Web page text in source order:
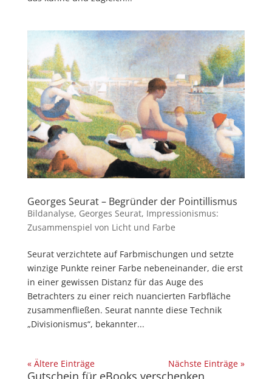
Georges Seurat – Begründer der Pointillismus
Bildanalyse, Georges Seurat, Impressionismus:
Zusammenspiel von Licht und Farbe
Seurat verzichtete auf Farbmischungen und setzte
winzige Punkte reiner Farbe nebeneinander, die erst
in einer gewissen Distanz für das Auge des
Betrachters zu einer reich nuancierten Farbfläche
zusammenfließen. Seurat nannte diese Technik
„Divisionismus“, bekannter...
« Ältere Einträge Nächste Einträge »
Gutschein für eBooks verschenken